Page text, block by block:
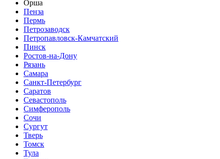
Орша
Пенза
Пермь
Петрозаводск
Петропавловск-Камчатский
Пинск
Ростов-на-Дону
Рязань
Самара
Санкт-Петербург
Саратов
Севастополь
Симферополь
Сочи
Сургут
Тверь
Томск
Тула